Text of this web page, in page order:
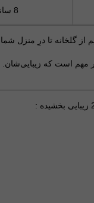
8 سانتی متر
گلخانه تا درِ منزل شما .
مهم است که زیبایی‌شان.